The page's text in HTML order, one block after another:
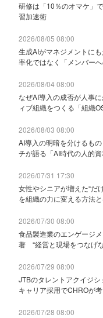
研修は「10％のオマケ」
習加速術
2026/08/05 08:00
生成AIがマネジメントに
率化ではなく「メンバーへ
2026/08/04 08:00
なぜAI導入の成否が人事
ィブ組織をつくる「組織
2026/08/03 08:00
AI導入の明暗を分けるも
チが語る「AI時代の人的資
2026/07/31 17:30
女性やシニアが増えた“だ
を組織の力に変える方法
2026/07/30 08:00
食品製造業のエンゲージ
著 “経営と現場をつなげ
2026/07/29 08:00
JTBのタレントアクイジ
キャリア採用でCHROが
2026/07/28 08:00